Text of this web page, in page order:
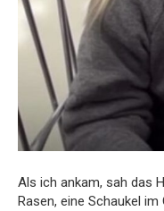
Als ich ankam, sah das
Rasen, eine Schaukel